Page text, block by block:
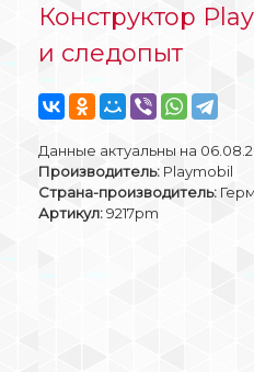
Конструктор
и следопыт
Данные актуальны на
Производитель: Playmobil
Страна-производитель:
Артикул:9217pm